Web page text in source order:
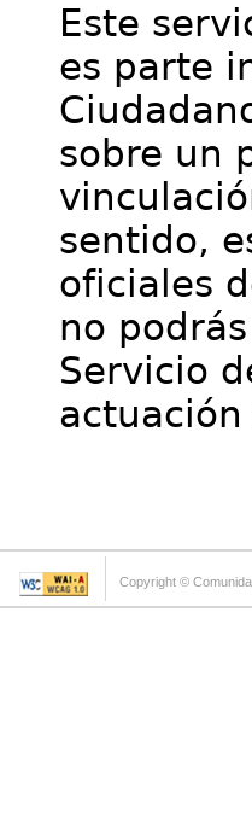
Este
es parte
sobre un
sentido,
oficiales
no
Servicio
Copyright ©